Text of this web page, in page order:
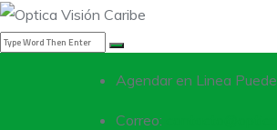
Agendar en Linea
Correo: